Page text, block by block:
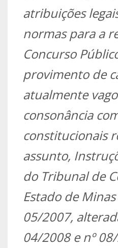
atribuições
normas para a
Concurso
provimento de
atualmente
consonância
constitucionais
assunto,
do Tribunal de
Estado de Minas
05/2007,
04/2008 e nº